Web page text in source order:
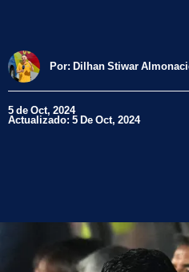
Por: Dilhan Stiwar
5 de Oct, 2024
Actualizado: 5 De Oct, 2024